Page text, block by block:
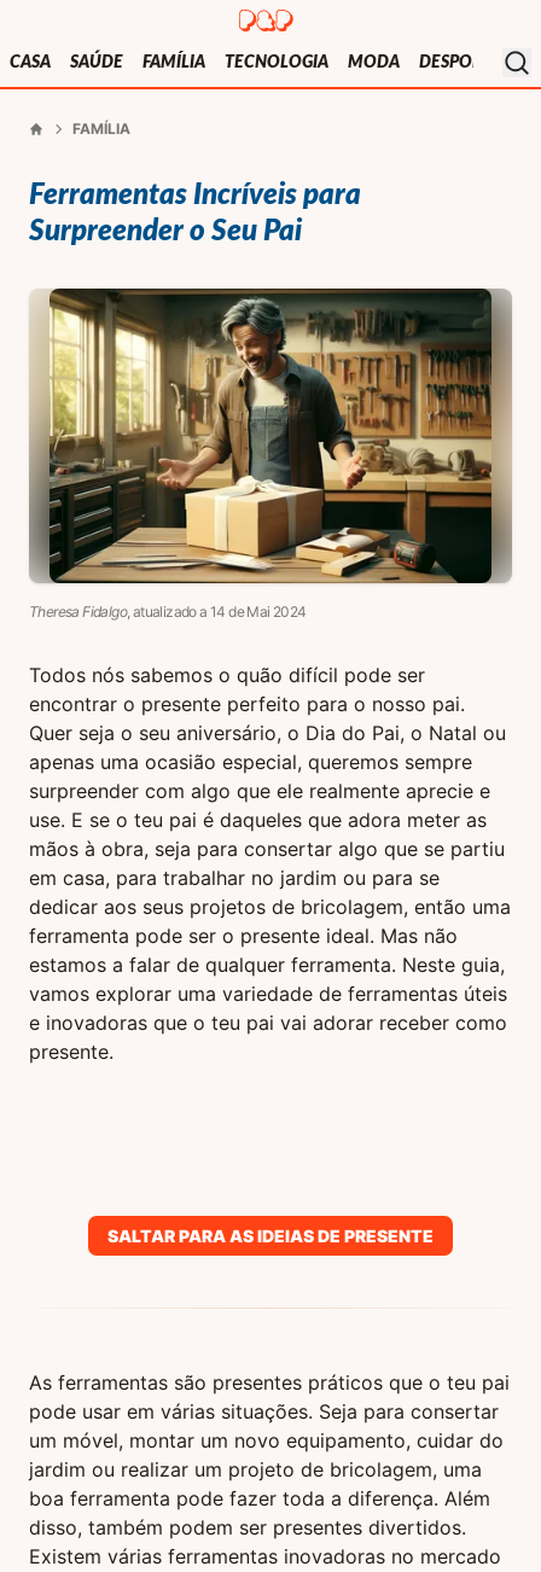
Presentes e Prendas
CASA SAÚDE FAMÍLIA TECNOLOGIA MODA DESPORTO
FAMÍLIA
Ferramentas Incríveis para
Surpreender o Seu Pai
Theresa Fidalgo, atualizado a14 deMai 2024
Todos nós sabemos o quão difícil pode ser
encontrar o presente perfeito para o nosso pai.
Quer seja o seu aniversário, o Dia do Pai, o Natal ou
apenas uma ocasião especial, queremos sempre
surpreender com algo que ele realmente aprecie e
use. E se o teu pai é daqueles que adora meter as
mãos à obra, seja para consertar algo que se partiu
em casa, para trabalhar no jardim ou para se
dedicar aos seus projetos de bricolagem, então uma
ferramenta pode ser o presente ideal. Mas não
estamos a falar de qualquer ferramenta. Neste guia,
vamos explorar uma variedade de ferramentas úteis
e inovadoras que o teu pai vai adorar receber como
presente.
SALTAR PARA AS IDEIAS DE PRESENTE
As ferramentas são presentes práticos que o teu pai
pode usar em várias situações. Seja para consertar
um móvel, montar um novo equipamento, cuidar do
jardim ou realizar um projeto de bricolagem, uma
boa ferramenta pode fazer toda a diferença. Além
disso, também podem ser presentes divertidos.
Existem várias ferramentas inovadoras no mercado